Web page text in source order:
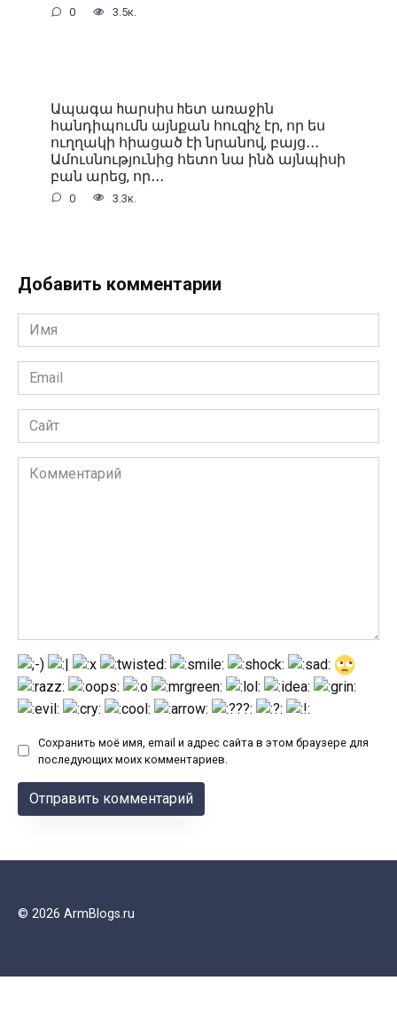
0 3.5к.
Ապագա hարսիս hետ առաջին
հանդիպումն այնքան հուզիչ էր, որ ես
ուղղակի հիացած էի նրանով, բայց․․․
Ամուսնությունից հետո նա ինձ այնպիսի
բան արեց, որ․․․
0 3.3к.
Добавить комментарии
Имя
*
Email
*
Сайт
Комментарий
Сохранить моё имя, email и адрес сайта в этом браузере для
последующих моих комментариев.
© 2026 ArmBlogs.ru